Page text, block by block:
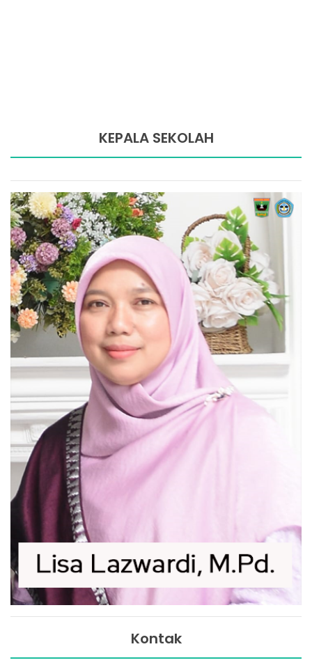
KEPALA SEKOLAH
Kontak